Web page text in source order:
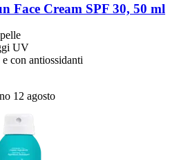
Face Cream SPF 30, 50 ml
UV
con antiossidanti
12 agosto